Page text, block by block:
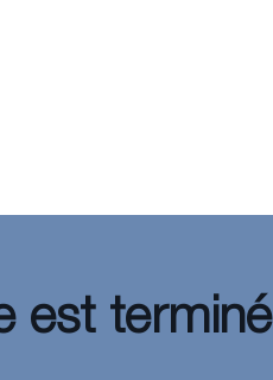
est terminé